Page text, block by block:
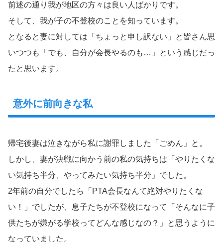
前述の通り我が地区の方々は良い人ばかりです。
そして、我が子の不登校のことを知っています。
となると妻に対しては「ちょっと申し訳ない」と皆さん思
いつつも「でも、自分が会長やるのも…」という感じだっ
たと思います。
意外に前向きな私
帰宅後妻は泣きながら私に謝罪しました「ごめん」と。
しかし、妻が決戦に向かう前の私の気持ちは「やりたくな
い気持ち半分、やってみたい気持ち半分」でした。
2年前の自分でしたら「PTA会長なんて絶対やりたくな
い！」でしたが、息子たちが不登校になって「そんなに子
供たちが嫌がる学校ってどんな感じなの？」と思うように
なっていました。